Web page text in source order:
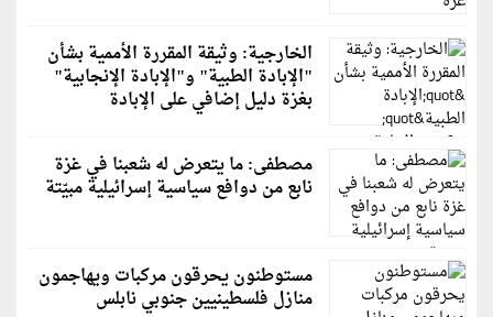
الخارجية: وثيقة المقررة الأممية بشأن
"الإبادة الطبية" و"الإبادة الإنجابية"
بغزة دليل إضافي على الإبادة
مصطفى: ما يتعرض له شعبنا في غزة
نابع من دوافع سياسية إسرائيلية مبيّتة
مستوطنون يحرقون مركبات ويهاجمون
منازل فلسطينيين جنوبي نابلس